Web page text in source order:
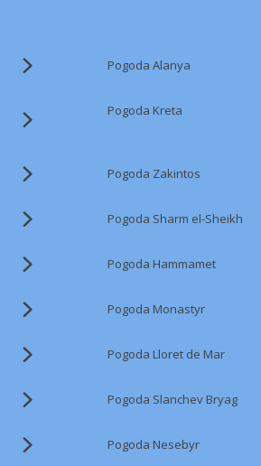
Pogoda Alanya
Pogoda Kreta
Pogoda Zakintos
Pogoda Sharm el-Sheikh
Pogoda Hammamet
Pogoda Monastyr
Pogoda Lloret de Mar
Pogoda Slanchev Bryag
Pogoda Nesebyr